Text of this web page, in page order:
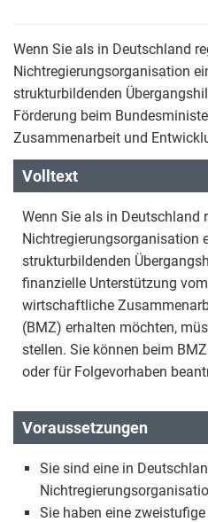
Wenn Sie als in Deutschland
Nichtregierungsorganisation
strukturbildenden
Förderung beim
Zusammenarbeit und
Volltext
Wenn Sie als in Deutschland
Nichtregierungsorganisation
strukturbildenden
finanzielle Unterstützung
wirtschaftliche
(BMZ) erhalten möchten,
stellen. Sie können beim
oder für Folgevorhaben
Voraussetzungen
Sie sind eine in
Sie haben eine